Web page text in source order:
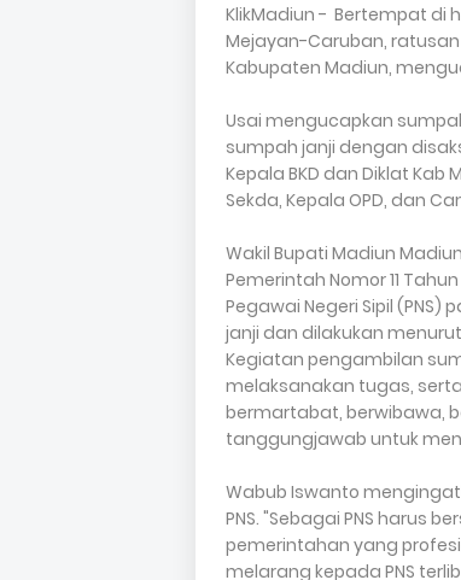
KlikMadiun - Bertempat di
Mejayan-Caruban, ratusan
Kabupaten Madiun,
Usai mengucapkan
sumpah janji dengan
Kepala BKD dan Diklat Kab
Sekda, Kepala OPD, dan
Wakil Bupati Madiun
Pemerintah Nomor 11
Pegawai Negeri Sipil
janji dan dilakukan
Kegiatan pengambilan
melaksanakan tugas,
bermartabat, berwibawa,
tanggungjawab untuk
Wabub Iswanto
PNS. "Sebagai PNS harus
pemerintahan yang
melarang kepada PNS